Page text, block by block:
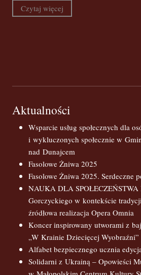
Czytaj więcej
Aktualności
Wsparcie usług społecznych dla
i wykluczonych społecznie w
nad Dunajcem
Fasolowe Żniwa 2025
Fasolowe Żniwa 2025. Serdeczne
NAUKA DLA SPOŁECZEŃSTWA
Gorczyckiego w kontekście
źródłowa realizacja Opera Omnia
Koncer inspirowany utworami z
„W Krainie Dziecięcej Wyobraźni”
Alfabet bezpiecznego ucznia
Solidarni z Ukrainą – Opowieści